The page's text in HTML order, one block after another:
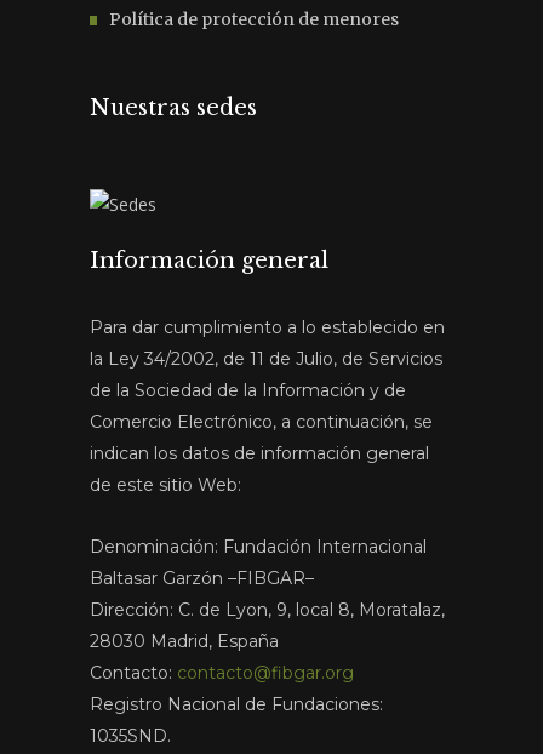
Política de protección de menores
Nuestras sedes
Información general
Para dar cumplimiento a lo establecido en
la Ley 34/2002, de 11 de Julio, de Servicios
de la Sociedad de la Información y de
Comercio Electrónico, a continuación, se
indican los datos de información general
de este sitio Web:
Denominación: Fundación Internacional
Baltasar Garzón –FIBGAR–
Dirección: C. de Lyon, 9, local 8, Moratalaz,
28030 Madrid, España
Contacto: contacto@fibgar.org
Registro Nacional de Fundaciones:
1035SND.